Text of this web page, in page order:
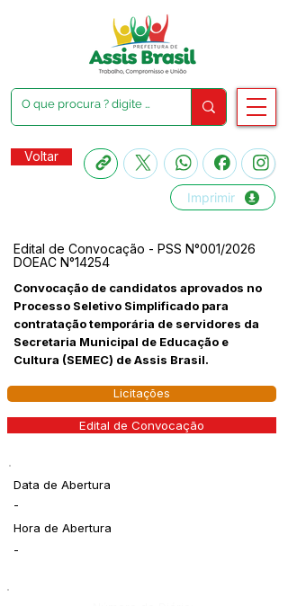
Voltar
Imprimir
Edital de Convocação - PSS N°001/2026
DOEAC N°14254
Convocação de candidatos aprovados no
Processo Seletivo Simplificado para
contratação temporária de servidores da
Secretaria Municipal de Educação e
Cultura (SEMEC) de Assis Brasil.
Licitações
Edital de Convocação
Data de Abertura
-
Hora de Abertura
-